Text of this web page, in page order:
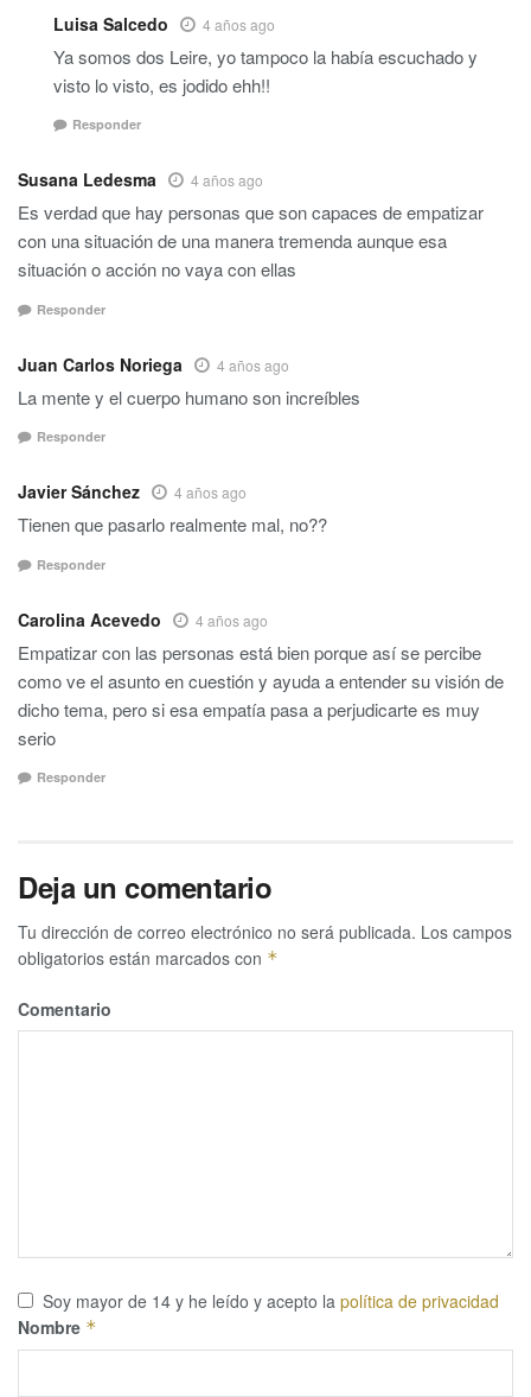
Luisa Salcedo 4 años ago
Ya somos dos Leire, yo tampoco la había escuchado y
visto lo visto, es jodido ehh!!
Responder
Susana Ledesma 4 años ago
Es verdad que hay personas que son capaces de empatizar
con una situación de una manera tremenda aunque esa
situación o acción no vaya con ellas
Responder
Juan Carlos Noriega 4 años ago
La mente y el cuerpo humano son increíbles
Responder
Javier Sánchez 4 años ago
Tienen que pasarlo realmente mal, no??
Responder
Carolina Acevedo 4 años ago
Empatizar con las personas está bien porque así se percibe
como ve el asunto en cuestión y ayuda a entender su visión de
dicho tema, pero si esa empatía pasa a perjudicarte es muy
serio
Responder
Deja un comentario
Tu dirección de correo electrónico no será publicada. Los campos
obligatorios están marcados con *
Comentario
Soy mayor de 14 y he leído y acepto la política de privacidad
Nombre *